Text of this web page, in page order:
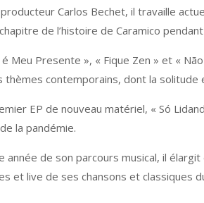
Carlos Bechet, il travaille
de l’histoire de Caramico
Meu Presente », « Fique Zen » et «
contemporains, dont la
EP de nouveau matériel, « Só
la pandémie.
année de son parcours musical, il
et live de ses chansons et classiques